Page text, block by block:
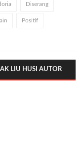
Diserang
Positif
LIU HUSI AUTOR